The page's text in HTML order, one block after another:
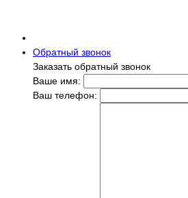
Обратный звонок
Заказать обратный звонок
Ваше имя:
Ваш телефон: